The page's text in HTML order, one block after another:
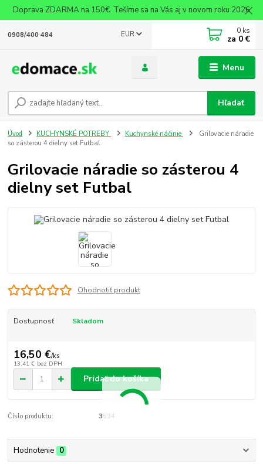
Doprava ZDARMA na 150€. Tešíme sa na Vás aj v novom roku 2026
Menu
EUR
Hľadať
0908/400 484 0 ks
za 0 €
Úvod KUCHYNSKÉ POTREBY Kuchynské náčinie
Grilovacie náradie
so zásterou 4 dielny set Futbal
Grilovacie náradie so zásterou 4
dielny set Futbal
Ohodnotiť produkt
Dostupnosť Skladom
16,50 €/ks
13,41 € bez DPH
Pridať do košíka
Číslo produktu: 3534
Hodnotenie 0